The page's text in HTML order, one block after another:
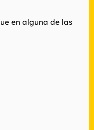
en alguna de las